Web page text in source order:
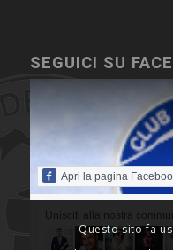
SEGUICI SU
Apri la pagina
Unisciti alla nostra
Questo sito fa